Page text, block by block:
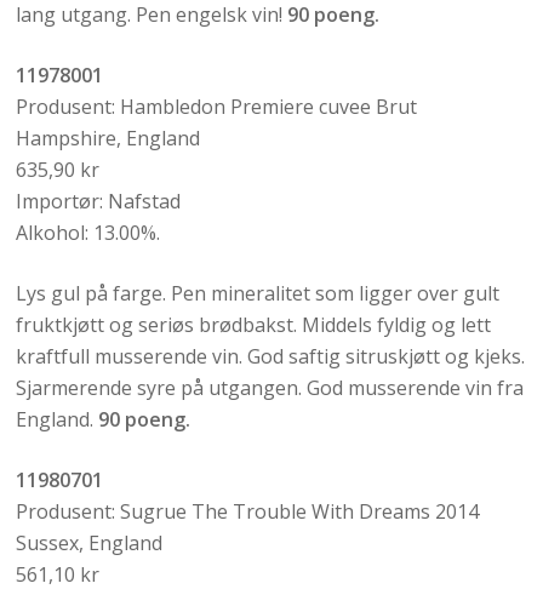
lang utgang. Pen engelsk vin! 90 poeng.
11978001
Produsent: Hambledon Premiere cuvee Brut
Hampshire, England
635,90 kr
Importør: Nafstad
Alkohol: 13.00%.
Lys gul på farge. Pen mineralitet som ligger over gult
fruktkjøtt og seriøs brødbakst. Middels fyldig og lett
kraftfull musserende vin. God saftig sitruskjøtt og kjeks.
Sjarmerende syre på utgangen. God musserende vin fra
England. 90 poeng.
11980701
Produsent: Sugrue The Trouble With Dreams 2014
Sussex, England
561,10 kr